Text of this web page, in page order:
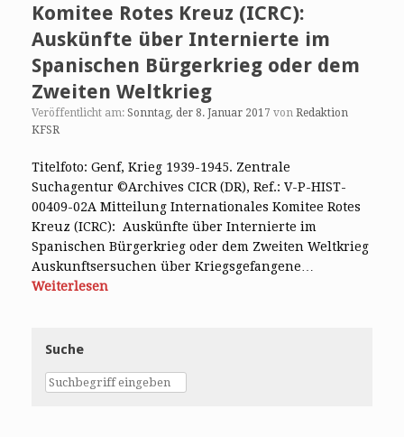
Komitee Rotes Kreuz (ICRC):
Auskünfte über Internierte im
Spanischen Bürgerkrieg oder dem
Zweiten Weltkrieg
Veröffentlicht am: Sonntag, der 8. Januar 2017 von Redaktion
KFSR
Titelfoto: Genf, Krieg 1939-1945. Zentrale
Suchagentur ©Archives CICR (DR), Ref.: V-P-HIST-
00409-02A Mitteilung Internationales Komitee Rotes
Kreuz (ICRC): Auskünfte über Internierte im
Spanischen Bürgerkrieg oder dem Zweiten Weltkrieg
Auskunftsersuchen über Kriegsgefangene…
Weiterlesen
Suche